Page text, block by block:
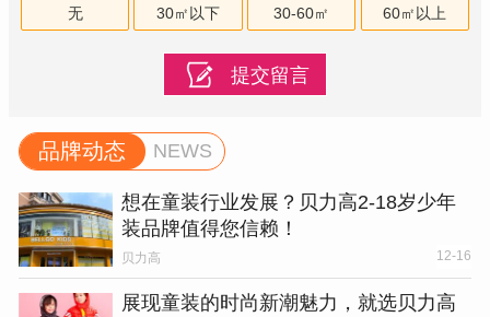
无 30㎡以下 30-60㎡ 60㎡以上
品牌动态 NEWS
想在童装行业发展？贝力高2-18岁少年
装品牌值得您信赖！
贝力高 12-16
展现童装的时尚新潮魅力，就选贝力高